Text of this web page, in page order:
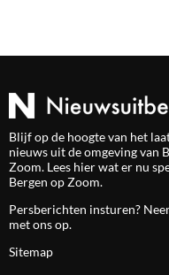
Blijf op de hoogte van het
nieuws uit de omgeving van
Zoom. Lees hier wat er nu
Bergen op Zoom.
Persberichten insturen?
met ons op.
Sitemap